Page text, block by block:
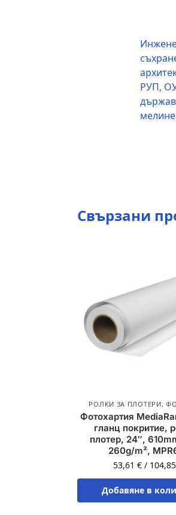
РУП,
Свързани
РОЛКИ ЗА ПЛОТЕРИ,
Фотохартия
гланц покритие,
плотер, 24″,
260g/m²,
53,61 € / 104,85
Добавяне в